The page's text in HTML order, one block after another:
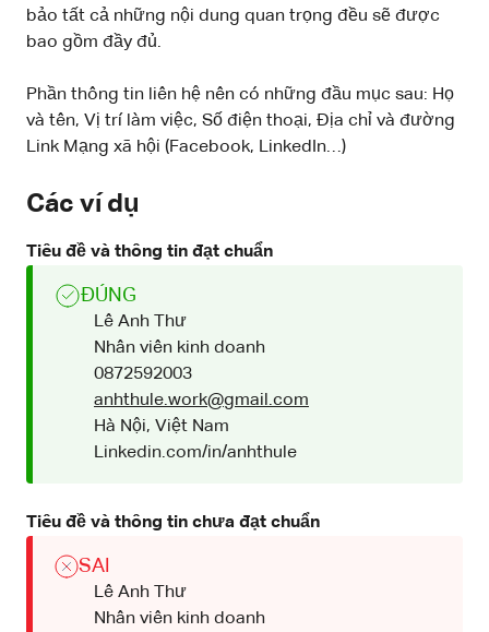
bảo tất cả những nội dung quan trọng đều sẽ được
bao gồm đầy đủ.
Phần thông tin liên hệ nên có những đầu mục sau: Họ
và tên, Vị trí làm việc, Số điện thoại, Địa chỉ và đường
Link Mạng xã hội (Facebook, LinkedIn…)
Các ví dụ
Tiêu đề và thông tin đạt chuẩn
ĐÚNG
Lê Anh Thư
Nhân viên kinh doanh
0872592003
anhthule.work@gmail.com
Hà Nội, Việt Nam
Linkedin.com/in/anhthule
Tiêu đề và thông tin chưa đạt chuẩn
SAI
Lê Anh Thư
Nhân viên kinh doanh